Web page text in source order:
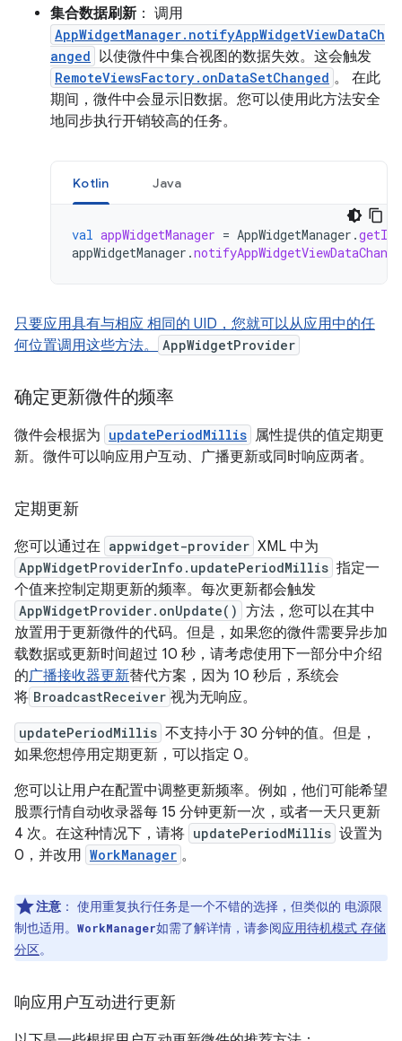
集合数据刷新 ： 调用
AppWidgetManager.notifyAppWidgetViewDataCh
anged 以使微件中集合视图的数据失效。这会触发
RemoteViewsFactory.onDataSetChanged 。 在此
期间，微件中会显示旧数据。您可以使用此方法安全
地同步执行开销较高的任务。
Kotlin Java
val appWidgetManager = AppWidgetManager .
appWidgetManager .
只要应用具有与相应 相同的 UID，您就可以从应用中的任
何位置调用这些方法。
AppWidgetProvider
确定更新微件的频率
微件会根据为 updatePeriodMillis 属性提供的值定期更
新。微件可以响应用户互动、广播更新或同时响应两者。
定期更新
您可以通过在 appwidget-provider XML 中为
AppWidgetProviderInfo.updatePeriodMillis 指定一
个值来控制定期更新的频率。每次更新都会触发
AppWidgetProvider.onUpdate() 方法，您可以在其中
放置用于更新微件的代码。但是，如果您的微件需要异步加
载数据或更新时间超过 10 秒，请考虑使用下一部分中介绍
的广播接收器更新替代方案，因为 10 秒后，系统会
将 BroadcastReceiver 视为无响应。
updatePeriodMillis 不支持小于 30 分钟的值。但是，
如果您想停用定期更新，可以指定 0。
您可以让用户在配置中调整更新频率。例如，他们可能希望
股票行情自动收录器每 15 分钟更新一次，或者一天只更新
4 次。在这种情况下，请将 updatePeriodMillis 设置为
0，并改用 WorkManager 。
注意 ： 使用重复执行任务是一个不错的选择，但类似的 电源限
制也适用。 WorkManager如需了解详情，请参阅应用待机模式 存储
分区。
响应用户互动进行更新